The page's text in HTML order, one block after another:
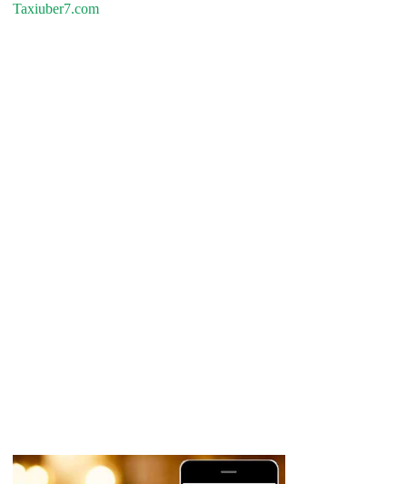
Taxiuber7.com